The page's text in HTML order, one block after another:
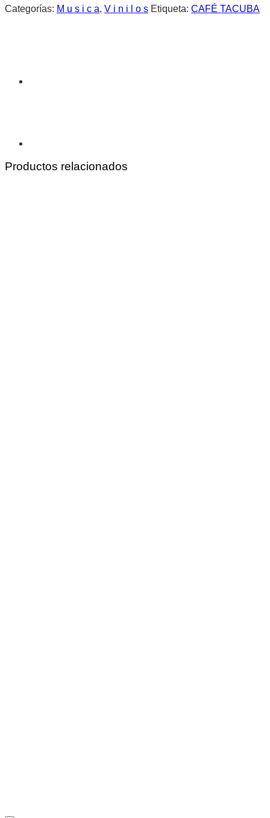
Categorías: M u s i c a, V i n i l o s Etiqueta: CAFÉ TACUBA
Productos relacionados